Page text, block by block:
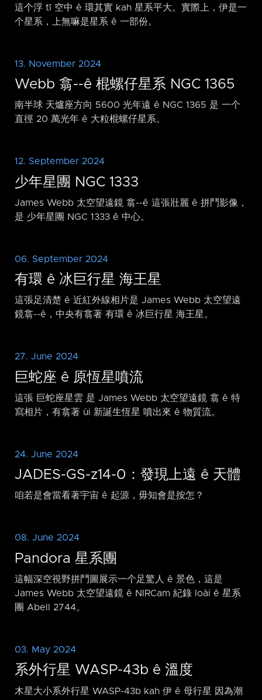
這个浮 tī 空中 ê 環其實 kah 星系平大。實際上，伊是一
个星系，上無嘛是星系 ê 一部份。
13. November 2024
Webb 翕-⁠-ê 棍螺仔星系 NGC 1365
南半球 天爐座方向 5600 光年遠 ê NGC 1365 是 一个
直徑 20 萬光年 ê 大粒棍螺仔星系。
12. September 2024
少年星團 NGC 1333
James Webb 太空望遠鏡 翕-⁠-ê 這張壯麗 ê 拼鬥影像，
是 少年星團 NGC 1333 ê 中心。
06. September 2024
有環 ê 冰巨行星 海王星
這張足清楚 ê 近紅外線相片是 James Webb 太空望遠
鏡翕-⁠-ê，中央有翕著 有環 ê 冰巨行星 海王星。
27. June 2024
巨蛇座 ê 原恆星噴流
這張 巨蛇座星雲 是 James Webb 太空望遠鏡 翕 ê 特
寫相片，有翕著 ùi 新誕生恆星 噴出來 ê 物質流。
24. June 2024
JADES-GS-z14-0：發現上遠 ê 天體
咱若是會當看著宇宙 ê 起源，毋知會是按怎？
08. June 2024
Pandora 星系團
這幅深空視野拼鬥圖展示一个足驚人 ê 景色，這是
James Webb 太空望遠鏡 ê NIRCam 紀錄 loài ê 星系
團 Abell 2744。
03. May 2024
系外行星 WASP-43b ê 溫度
木星大小系外行星 WASP-43b kah 伊 ê 母行星 因為潮